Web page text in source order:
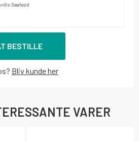
Seafood
BESTILLE
Bliv kunde her
VARER